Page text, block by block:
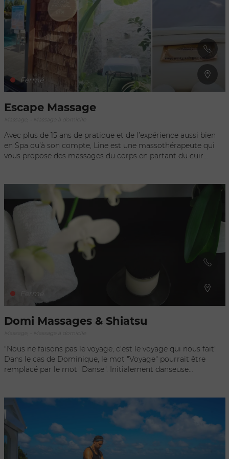
apportant le maximum de bienfaits (moins de tension
musculaire, meilleure circulation et relaxation, augmentation
mobilité et souplesse, réduction des maux de tête, des
insomnies, du stress et même de l'anxiété, etc) Je travaille
maintenant aussi au Ti Salon à Gustavia ou je faire propose
des soins esthétique, soin de visage/ épilations. Puis je ajouter
mes tarifs avec celui de villa/yacht?
Fermé
Escape Massage
Massage, - Massage à domicile
Avec plus de 15 ans de pratique et de l’expérience aussi bien
en Spa qu’à son compte, Line est une massothérapeute qui
vous propose des massages du corps en partant du cuir
fortes, intelligentes et animées d’une douceur innée
s’adaptent à vous grâce à diverses techniques et
s’accompagnent de pierres Terahertz pour éliminer les
tensions, ainsi que d’un masque au collagène, or et organique
pour raviver votre visage. Découvrez aussi sans plus attendre
ses soins du visage à base de cosmétiques bios ou encore son
massage spécial CBD avec son masque en tissu Greeneo
CBD pour une ultime relaxation !
Fermé
Domi Massages & Shiatsu
Massage, - Massage à domicile
"Nous ne faisons pas le voyage, c'est le voyage qui nous fait"
Dans le cas de Dominique, le mot "Voyage" pourrait être
remplacé par le mot "Danse". Initialement danseuse
école pour son cursus de massage, elle obtient son diplôme
de "Massage Therapist" en 1989. Arrivée à St Barth depuis
1998, Dominique met ses 25 ans d'expérience à votre service
en vous proposant : un "Swedish Massage"; une "Reflexologie
plantaire"; un "Shiatsu"et s'inspirant de ces trois différentes
techniques son "Massage Signature". Pour répondre à votre